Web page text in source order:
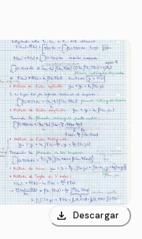
download Descargar